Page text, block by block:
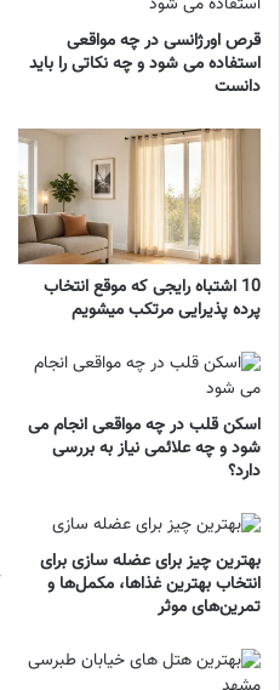
قرص اورژانسی در چه مواقعی
استفاده می شود و چه نکاتی را باید
دانست
10 اشتباه رایجی که موقع انتخاب
پرده پذیرایی مرتکب میشویم
اسکن قلب در چه مواقعی انجام می
شود و چه علائمی نیاز به بررسی
دارد؟
بهترین چیز برای عضله سازی برای
انتخاب بهترین غذاها، مکمل‌ها و
تمرین‌های موثر